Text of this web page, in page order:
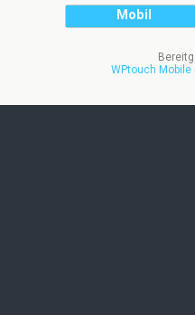
Mobil
WPtouch Mobile